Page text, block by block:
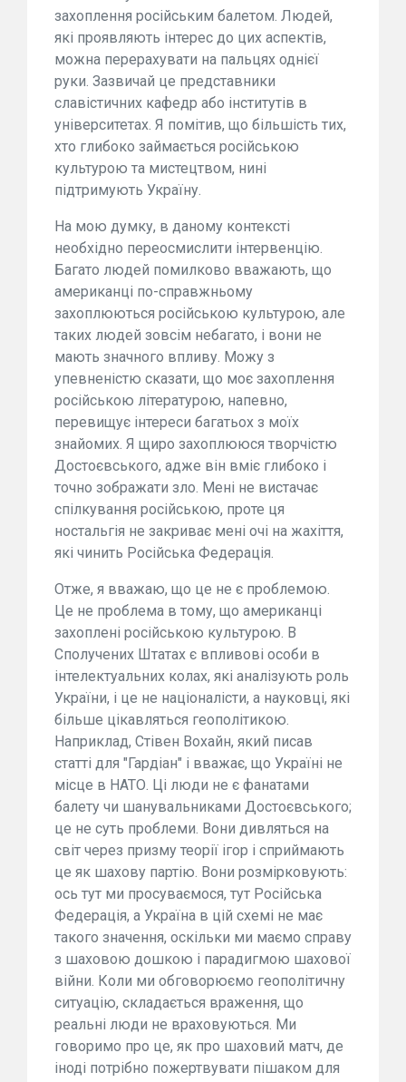
захоплення російським балетом. Людей,
які проявляють інтерес до цих аспектів,
можна перерахувати на пальцях однієї
руки. Зазвичай це представники
славістичних кафедр або інститутів в
університетах. Я помітив, що більшість тих,
хто глибоко займається російською
культурою та мистецтвом, нині
підтримують Україну.
На мою думку, в даному контексті
необхідно переосмислити інтервенцію.
Багато людей помилково вважають, що
американці по-справжньому
захоплюються російською культурою, але
таких людей зовсім небагато, і вони не
мають значного впливу. Можу з
упевненістю сказати, що моє захоплення
російською літературою, напевно,
перевищує інтереси багатьох з моїх
знайомих. Я щиро захоплююся творчістю
Достоєвського, адже він вміє глибоко і
точно зображати зло. Мені не вистачає
спілкування російською, проте ця
ностальгія не закриває мені очі на жахіття,
які чинить Російська Федерація.
Отже, я вважаю, що це не є проблемою.
Це не проблема в тому, що американці
захоплені російською культурою. В
Сполучених Штатах є впливові особи в
інтелектуальних колах, які аналізують роль
України, і це не націоналісти, а науковці, які
більше цікавляться геополітикою.
Наприклад, Стівен Вохайн, який писав
статті для "Гардіан" і вважає, що Україні не
місце в НАТО. Ці люди не є фанатами
балету чи шанувальниками Достоєвського;
це не суть проблеми. Вони дивляться на
світ через призму теорії ігор і сприймають
це як шахову партію. Вони розмірковують:
ось тут ми просуваємося, тут Російська
Федерація, а Україна в цій схемі не має
такого значення, оскільки ми маємо справу
з шаховою дошкою і парадигмою шахової
війни. Коли ми обговорюємо геополітичну
ситуацію, складається враження, що
реальні люди не враховуються. Ми
говоримо про це, як про шаховий матч, де
іноді потрібно пожертвувати пішаком для